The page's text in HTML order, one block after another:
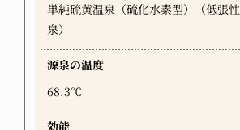
単純硫黄温泉（硫化水素型）（低張
泉）
源泉の温度
68.3℃
効能